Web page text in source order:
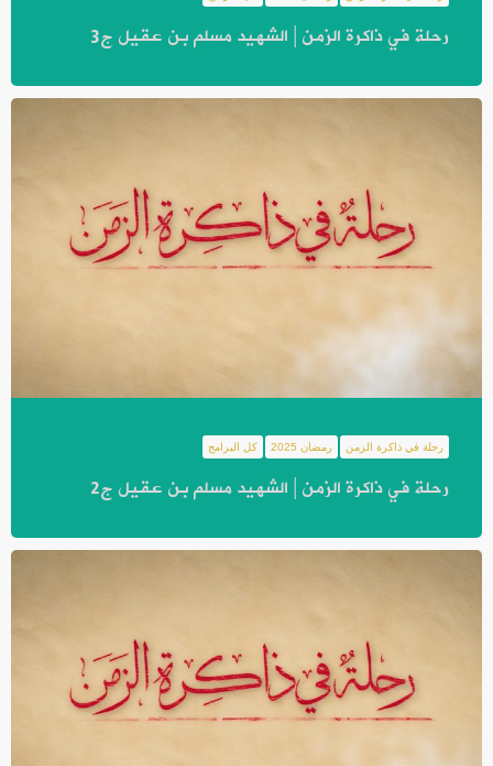
رحلة في ذاكرة الزمن | الشهيد مسلم بن عقيل ج3
رحلة في ذاكرة الزمن رمضان 2025 كل البرامج
رحلة في ذاكرة الزمن | الشهيد مسلم بن عقيل ج2